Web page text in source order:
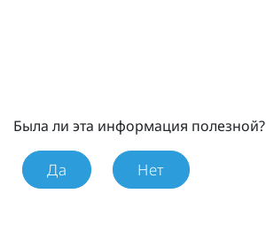
Была ли эта информация полезной?
Да Нет